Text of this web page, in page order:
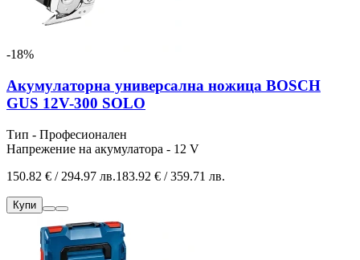
-18%
Акумулаторна универсална ножица BOSCH
GUS 12V-300 SOLO
Тип - Професионален
Напрежение на акумулатора - 12 V
150.82 € / 294.97 лв.183.92 € / 359.71 лв.
Купи